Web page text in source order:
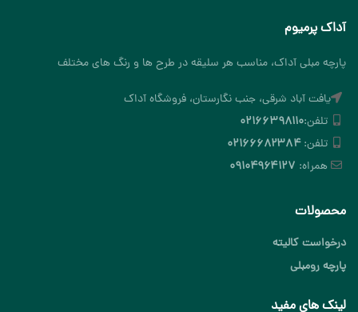
آداک پرمیوم
پارچه مبلی آداک، مناسب هر سلیقه در طرح ها و رنگ های مختلف
یافت آباد شرقی، جنب نگارستان، فروشگاه آداک
تلفن:۰۲۱۶۶۳۹۸۱۱۰
تلفن:۰۲۱۶۶۶۸۲۳۸۴
همراه: ۰۹۱۰۴۹۶۴۱۲۷
محصولات
درخواست کالیته
پارچه رومبلی
لینک های مفید